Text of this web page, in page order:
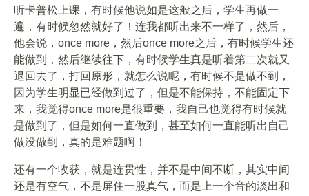
听卡普松上课，有时候他说如是这般之后，学生再做一
遍，有时候忽然就好了！连我都听出来不一样了，然后，
他会说，once more，然后once more之后，有时候学生还
能做到，然后继续往下，有时候学生真是听着第二次就又
退回去了，打回原形，就怎么说呢，有时候不是做不到，
因为学生明显已经做到过了，但是不能保持，不能固定下
来，我觉得once more是很重要，我自己也觉得有时候就
是做到了，但是如何一直做到，甚至如何一直能听出自己
做没做到，真的是难题啊！
还有一个收获，就是连贯性，并不是中间不断，其实中间
还是有空气，不是屏住一股真气，而是上一个音的淡出和